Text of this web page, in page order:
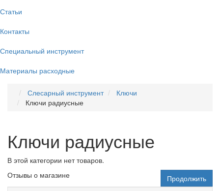
Статьи
Контакты
Специальный инструмент
Материалы расходные
Слесарный инструмент
Ключи
Ключи радиусные
Ключи радиусные
В этой категории нет товаров.
Продолжить
Отзывы о магазине